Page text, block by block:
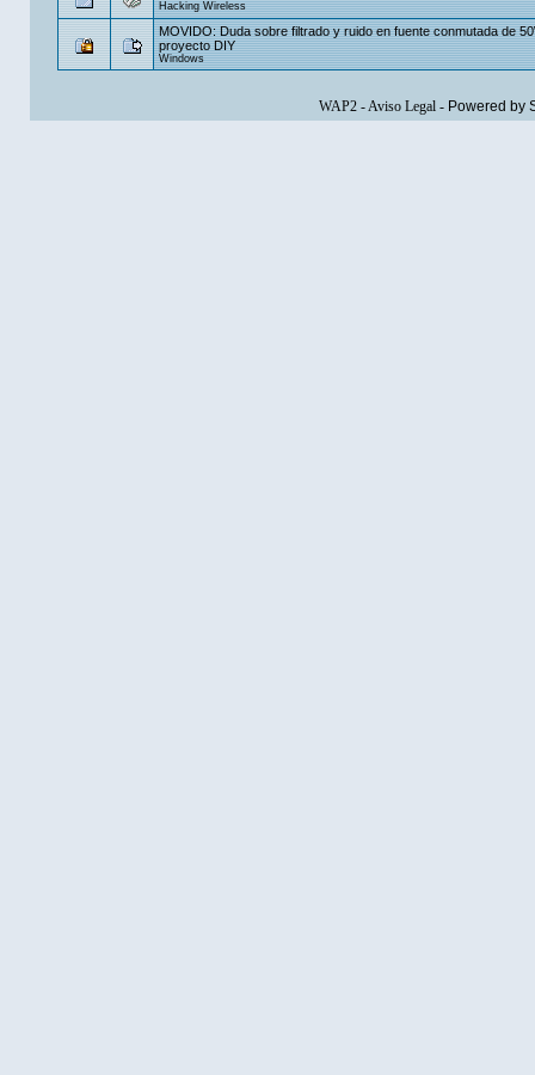
Hacking Wireless
MOVIDO: Duda sobre filtrado y ruido en fuente conmutada de
proyecto DIY
Windows
WAP2-Aviso Legal- Powered by